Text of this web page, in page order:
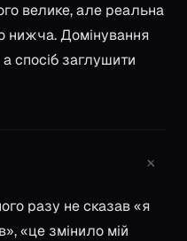
велике, але реальна
нижча. Домінування
спосіб заглушити
+
разу не сказав «я
«це змінило мій